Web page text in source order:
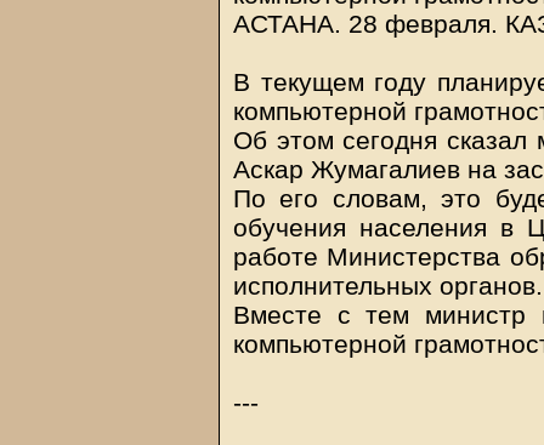
АСТАНА. 28 февраля.
В текущем году
компьютерной
Об этом сегодня сказал
Аскар Жумагалиев на
По его словам, это
обучения населения в
работе Министерства
исполнительных органов.
Вместе с тем министр
компьютерной
---